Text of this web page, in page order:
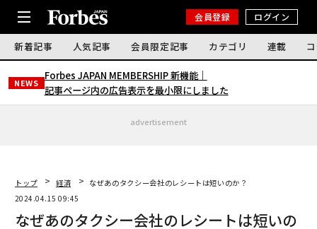
会員登録 ログイン
新着記事 人気記事 会員限定記事 カテゴリ 連載
NEWS
Forbes JAPAN MEMBERSHIP 新機能｜
記事ページ内の広告表示を最小限にしました
advertisement
トップ 経済
なぜあのタクシー会社のレシートは短いのか？
2024.04.15 09:45
なぜあのタクシー会社のレシートは短いの